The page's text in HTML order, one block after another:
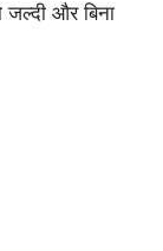
जल्दी और बिना